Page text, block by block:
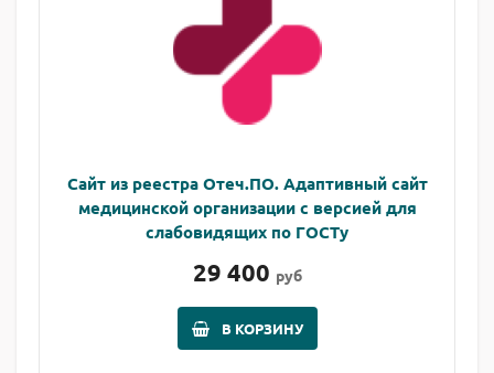
Сайт из реестра Отеч.ПО. Адаптивный сайт
медицинской организации с версией для
слабовидящих по ГОСТу
29 400 руб
В КОРЗИНУ